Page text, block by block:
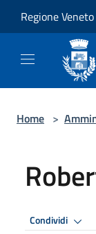
Regione Veneto
Home >
Condividi